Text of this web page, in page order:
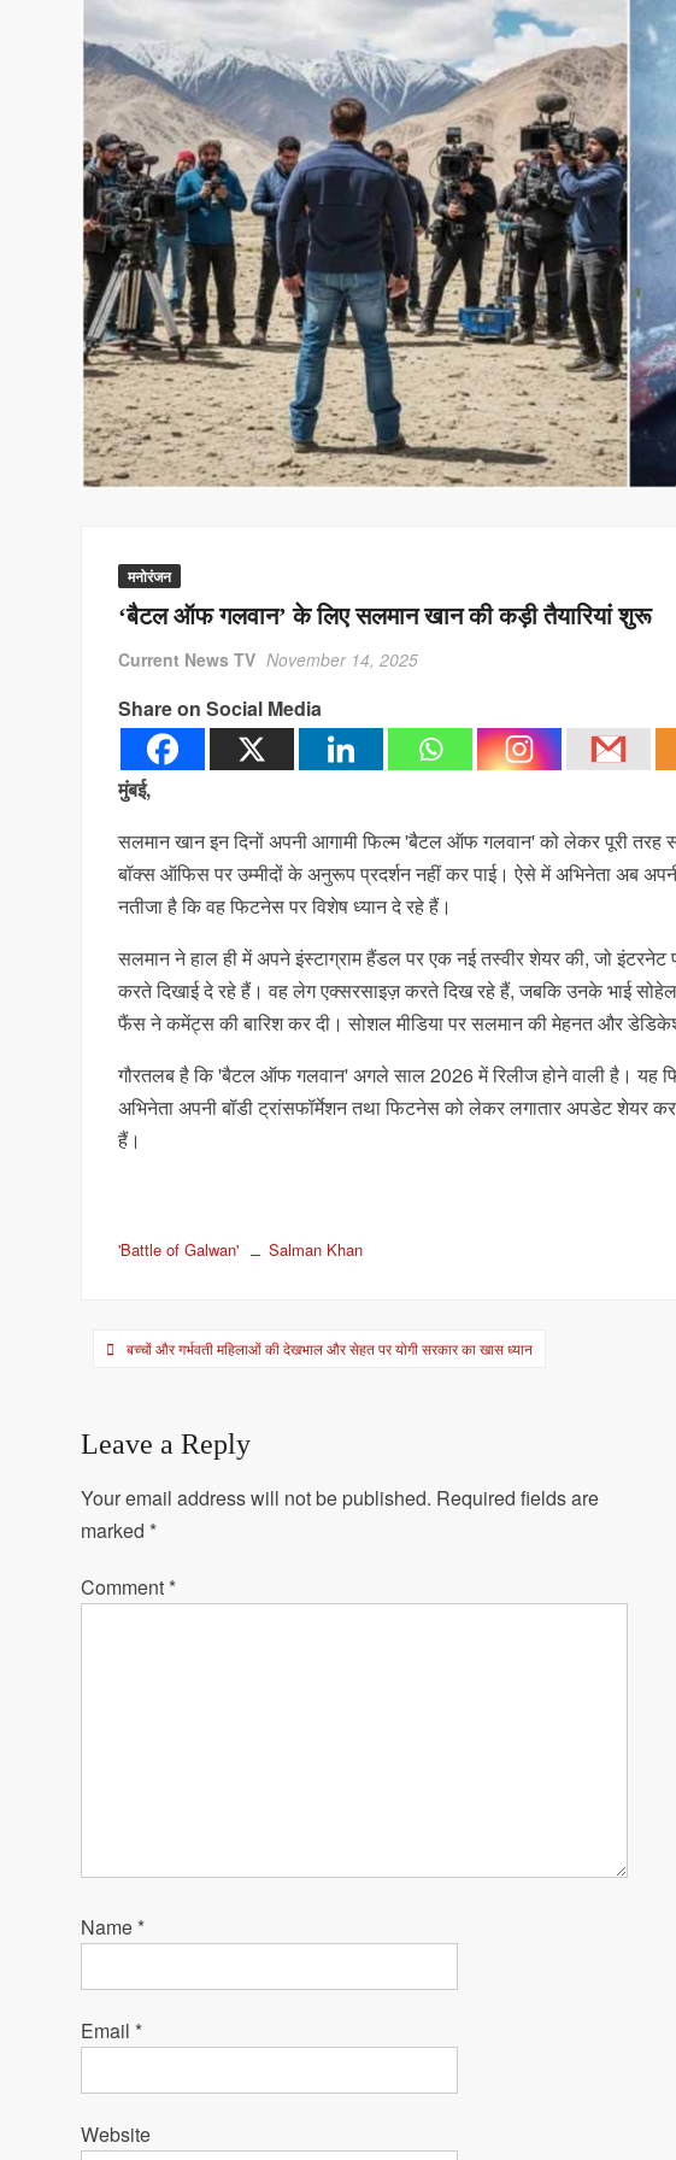
मनोरंजन
‘बैटल ऑफ गलवान’ के लिए सलमान खान की कड़ी तैयारियां शुरू
Current News TV November 14, 2025
Share on Social Media
मुंबई,
सलमान खान इन दिनों अपनी आगामी फिल्म 'बैटल ऑफ गलवान' को लेकर पूरी तरह
बॉक्स ऑफिस पर उम्मीदों के अनुरूप प्रदर्शन नहीं कर पाई। ऐसे में अभिनेता अब
नतीजा है कि वह फिटनेस पर विशेष ध्यान दे रहे हैं।
सलमान ने हाल ही में अपने इंस्टाग्राम हैंडल पर एक नई तस्वीर शेयर की, जो
करते दिखाई दे रहे हैं। वह लेग एक्सरसाइज़ करते दिख रहे हैं, जबकि उनके भाई
फैंस ने कमेंट्स की बारिश कर दी। सोशल मीडिया पर सलमान की मेहनत और
गौरतलब है कि 'बैटल ऑफ गलवान' अगले साल 2026 में रिलीज होने वाली है। यह
अभिनेता अपनी बॉडी ट्रांसफॉर्मेशन तथा फिटनेस को लेकर लगातार अपडेट शेयर
हैं।
'Battle of Galwan' Salman Khan
Postबच्चों और गर्भवती महिलाओं की देखभाल और सेहत पर योगी सरकार का खास ध्यान
Leave a Reply
Your email address will not be published. Required fields are
marked *
Comment *
Name *
Email *
Website